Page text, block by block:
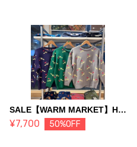
SALE【WARM MARKET】HOWHOUSE オリジナルセーター「けん玉」
¥7,700 50%OFF